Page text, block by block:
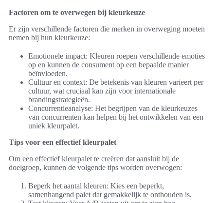
Factoren om te overwegen bij kleurkeuze
Er zijn verschillende factoren die merken in overweging moeten
nemen bij hun kleurkeuze:
Emotionele impact: Kleuren roepen verschillende emoties
op en kunnen de consument op een bepaalde manier
beïnvloeden.
Cultuur en context: De betekenis van kleuren varieert per
cultuur, wat cruciaal kan zijn voor internationale
brandingstrategieën.
Concurrentieanalyse: Het begrijpen van de kleurkeuzes
van concurrenten kan helpen bij het ontwikkelen van een
uniek kleurpalet.
Tips voor een effectief kleurpalet
Om een effectief kleurpalet te creëren dat aansluit bij de
doelgroep, kunnen de volgende tips worden overwogen:
Beperk het aantal kleuren: Kies een beperkt,
samenhangend palet dat gemakkelijk te onthouden is.